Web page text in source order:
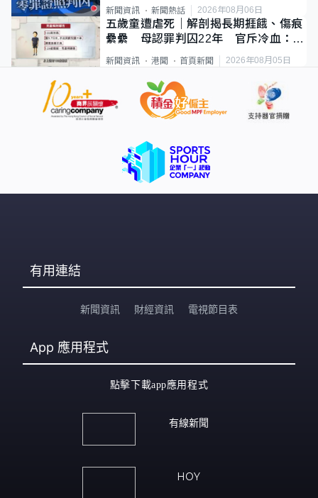
新聞資訊 新聞熱話 2026年08月06日
五歲童遭虐死｜解剖揭長期捱餓、傷痕
纍纍 母認罪判囚22年 官斥冷血：同
類案最惡劣
新聞資訊 港聞 首頁新聞 2026年08月05日
有用連結
新聞資訊 財經資訊 電視節目表
App 應用程式
點擊下載app應用程式
有線新聞
HOY